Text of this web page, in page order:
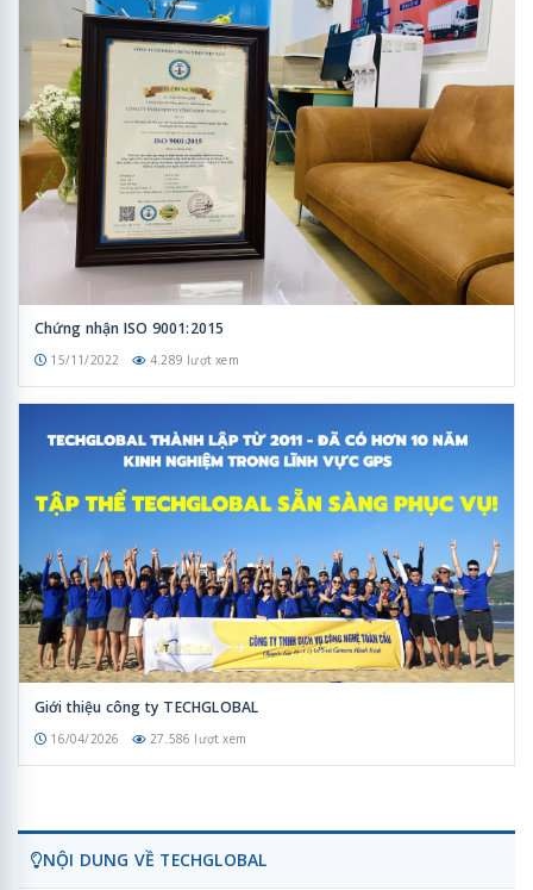
Chứng nhận ISO 9001:2015
15/11/2022 4.289 lượt xem
Giới thiệu công ty TECHGLOBAL
16/04/2026 27.586 lượt xem
NỘI DUNG VỀ TECHGLOBAL